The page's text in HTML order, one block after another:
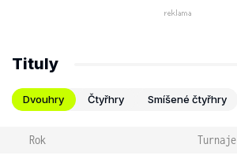
Tituly
Dvouhry Čtyřhry Smíšené čtyřhry
Rok Turnaje